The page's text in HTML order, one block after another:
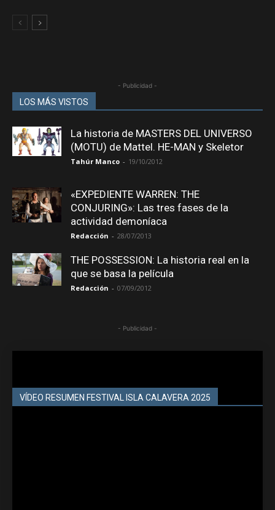
- Publicidad -
LOS MÁS VISTOS
La historia de MASTERS DEL UNIVERSO
(MOTU) de Mattel. HE-MAN y Skeletor
Tahúr Manco - 19/10/2012
«EXPEDIENTE WARREN: THE
CONJURING»: Las tres fases de la
actividad demoníaca
Redacción - 28/07/2013
THE POSSESSION: La historia real en la
que se basa la película
Redacción - 07/09/2012
- Publicidad -
VÍDEO RESUMEN FESTIVAL ISLA CALAVERA 2025